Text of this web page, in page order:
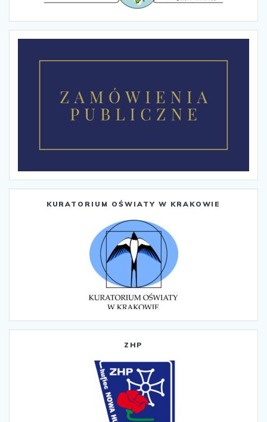
KURATORIUM OŚWIATY W KRAKOWIE
ZHP